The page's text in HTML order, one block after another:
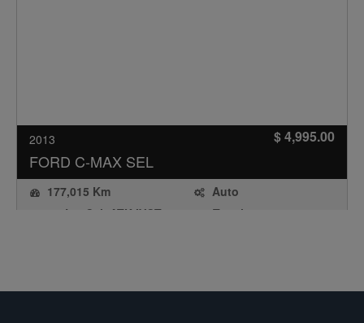
2013 $ 4,995.00
FORD C-MAX SEL
177,015 Km
Auto
2.0L 4 Cyl. ATK IVCT
Traction avant